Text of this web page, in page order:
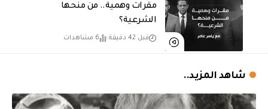
مقرات وهمية.. من منحها
الشرعية؟
قبل 42 دقيقة 6 مشاهدات
شاهد المزيد..